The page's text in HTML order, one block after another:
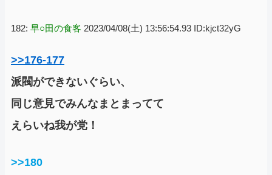
182: 早○田の食客 2023/04/08(土) 13:56:54.93 ID:kjct32yG
>>176-177
派閥ができないぐらい、
同じ意見でみんなまとまってて
えらいね我が党！
>>180